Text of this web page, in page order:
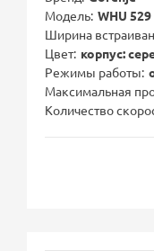
Модель WHU 529
Ширина
Цвет корпус:
Режимы работы
Максимальная
Количество